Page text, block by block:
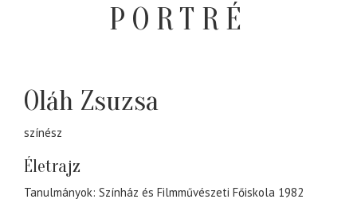
PORTRÉ
Oláh Zsuzsa
színész
Életrajz
Tanulmányok: Színház és Filmművészeti Főiskola 1982